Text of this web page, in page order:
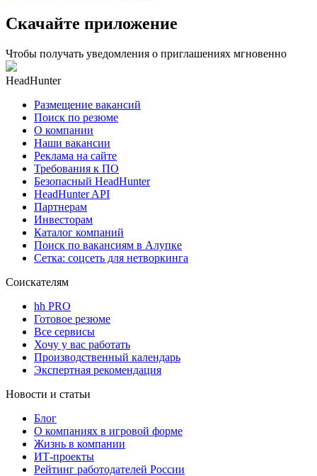
Скачайте приложение
Чтобы получать уведомления о приглашениях мгновенно
HeadHunter
Размещение вакансий
Поиск по резюме
О компании
Наши вакансии
Реклама на сайте
Требования к ПО
Безопасный HeadHunter
HeadHunter API
Партнерам
Инвесторам
Каталог компаний
Поиск по вакансиям в Алупке
Сетка: соцсеть для нетворкинга
Соискателям
hh PRO
Готовое резюме
Все сервисы
Хочу у вас работать
Производственный календарь
Экспертная рекомендация
Новости и статьи
Блог
О компаниях в игровой форме
Жизнь в компании
ИТ-проекты
Рейтинг работодателей России